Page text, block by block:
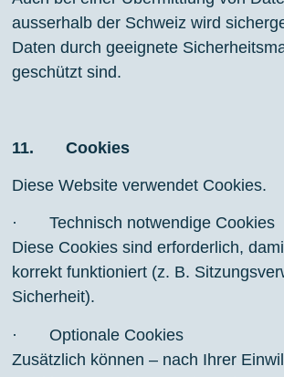
ausserhalb der Schweiz wird
Daten durch geeignete
geschützt sind.
11. Cookies
Diese Website verwendet Cookies.
· Technisch notwendige Cookies
Diese Cookies sind erforderlich,
korrekt funktioniert (z. B.
Sicherheit).
· Optionale Cookies
Zusätzlich können – nach Ihrer